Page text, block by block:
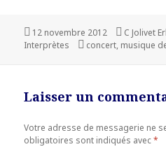
Publié
le
12 novembre 2012 Auteur
C Jolivet
Interprètes
Mots-
concert, musique
Laisser un
Votre adresse de messagerie ne
obligatoires sont indiqués avec*